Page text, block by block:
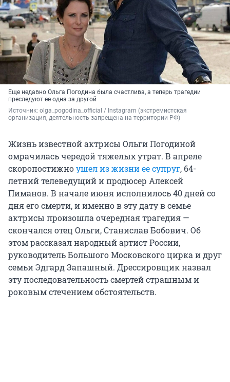
Еще недавно Ольга Погодина была счастлива, а теперь трагедии
преследуют ее одна за другой
Источник: olga_pogodina_official / Instagram (экстремистская
организация, деятельность запрещена на территории РФ)
Жизнь известной актрисы Ольги Погодиной
омрачилась чередой тяжелых утрат. В апреле
скоропостижноушел из жизни ее супруг, 64-
летний телеведущий и продюсер Алексей
Пиманов. В начале июня исполнилось 40 дней со
дня его смерти, и именно в эту дату в семье
актрисы произошла очередная трагедия —
скончался отец Ольги, Станислав Бобович. Об
этом рассказал народный артист России,
руководитель Большого Московского цирка и друг
семьи Эдгард Запашный. Дрессировщик назвал
эту последовательность смертей страшным и
роковым стечением обстоятельств.